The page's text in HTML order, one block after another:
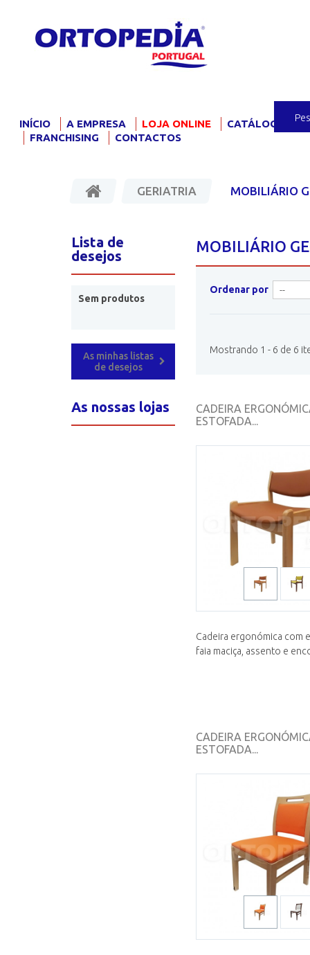
INÍCIO A EMPRESA LOJA ONLINE CATÁLOGO
FRANCHISING
CONTACTOS
GERIATRIA MOBILIÁRIO
MOBILIÁRIO
Ordenar por
Mostrando 1 - 6 de 6
CADEIRA
ESTOFADA...
Cadeira ergonómica com
faia maciça, assento e
CADEIRA
ESTOFADA...
Lista de
desejos
Sem produtos
As minhas listas
de desejos
As nossas lojas